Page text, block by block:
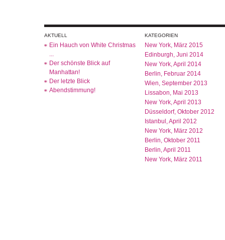
AKTUELL
Ein Hauch von White Christmas
...
Der schönste Blick auf
Manhattan!
Der letzte Blick
Abendstimmung!
KATEGORIEN
New York, März 2015
Edinburgh, Juni 2014
New York, April 2014
Berlin, Februar 2014
Wien, September 2013
Lissabon, Mai 2013
New York, April 2013
Düsseldorf, Oktober 2012
Istanbul, April 2012
New York, März 2012
Berlin, Oktober 2011
Berlin, April 2011
New York, März 2011